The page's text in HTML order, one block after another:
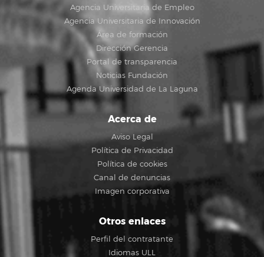
Agencia Universitaria de Empleo
Agencia Universitaria de Innovación
Área de formación
Dirección Gerencia
Portal de transparencia
Noticias Fundación
Agenda Universidad de La Laguna
Acerca de
Aviso Legal
Política de Privacidad
Política de cookies
Canal de denuncias
Imagen corporativa
Otros enlaces
Perfil del contratante
Idiomas ULL